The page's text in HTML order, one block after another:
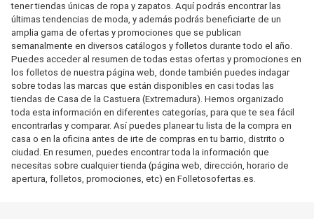
tener tiendas únicas de ropa y zapatos. Aquí podrás encontrar las
últimas tendencias de moda, y además podrás beneficiarte de un
amplia gama de ofertas y promociones que se publican
semanalmente en diversos catálogos y folletos durante todo el año.
Puedes acceder al resumen de todas estas ofertas y promociones en
los folletos de nuestra página web, donde también puedes indagar
sobre todas las marcas que están disponibles en casi todas las
tiendas de Casa de la Castuera (Extremadura). Hemos organizado
toda esta información en diferentes categorías, para que te sea fácil
encontrarlas y comparar. Así puedes planear tu lista de la compra en
casa o en la oficina antes de irte de compras en tu barrio, distrito o
ciudad. En resumen, puedes encontrar toda la información que
necesitas sobre cualquier tienda (página web, dirección, horario de
apertura, folletos, promociones, etc) en Folletosofertas.es.